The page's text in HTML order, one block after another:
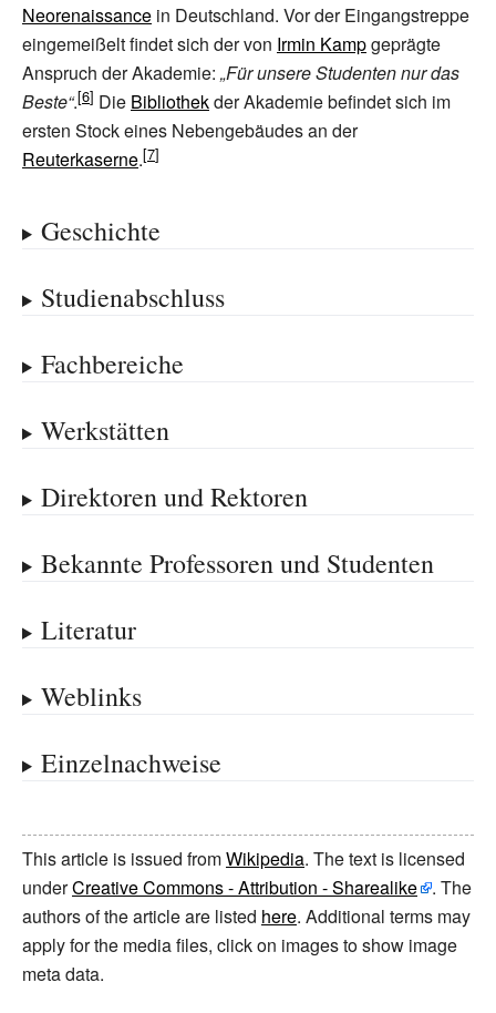
Neorenaissance in Deutschland. Vor der Eingangstreppe
eingemeißelt findet sich der von Irmin Kampgeprägte
Anspruch der Akademie: „Für unsere Studenten nur das
Beste“. Die Bibliothekder Akademie befindet sich im
ersten Stock eines Nebengebäudes an der
Reuterkaserne.
Geschichte
Studienabschluss
Fachbereiche
Werkstätten
Direktoren und Rektoren
Bekannte Professoren und Studenten
Literatur
Weblinks
Einzelnachweise
This article is issued fromWikipedia. The text is licensed
underCreative Commons - Attribution - Sharealike
. The
authors of the article are listed here. Additional terms may
apply for the media files, click on images to show image
meta data.